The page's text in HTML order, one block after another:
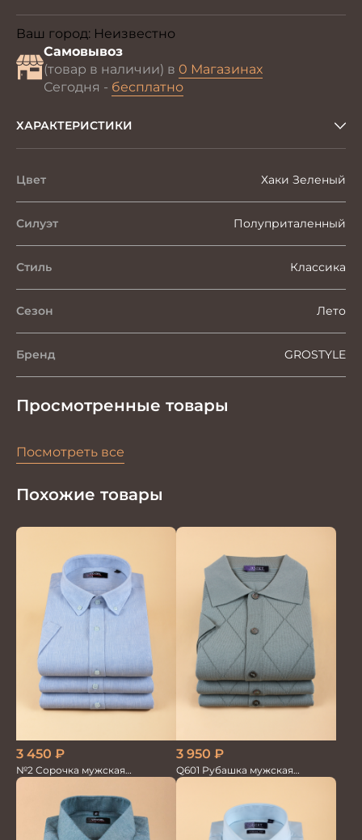
Ваш город: Неизвестно
Самовывоз
(товар в наличии) в 0 Магазинах
Сегодня - бесплатно
ХАРАКТЕРИСТИКИ
Цвет Хаки Зеленый
Силуэт Полуприталенный
Стиль Классика
Сезон Лето
Бренд GROSTYLE
Просмотренные товары
Посмотреть все
Похожие товары
3 450 ₽
№2 Сорочка мужская
кор.рукав
3 950 ₽
Q601 Рубашка мужская
кор.рукав зел. с тенселем